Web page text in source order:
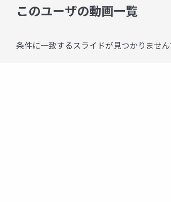
このユーザの動画一覧
条件に一致するスライドが見つかりません